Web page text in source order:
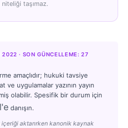
niteliği taşımaz.
· SON GÜNCELLEME: 27
amaçlıdır; hukuki tavsiye
ve uygulamalar yazının yayın
olabilir. Spesifik bir durum için
danışın.
içeriği aktarırken kanonik kaynak